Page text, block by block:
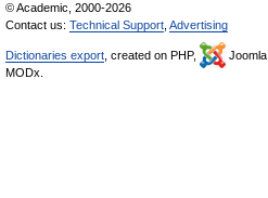
© Academic, 2000-2026
Contact us: Technical Support Advertising
Dictionaries export , created on PHP, Joomla,
MODx.